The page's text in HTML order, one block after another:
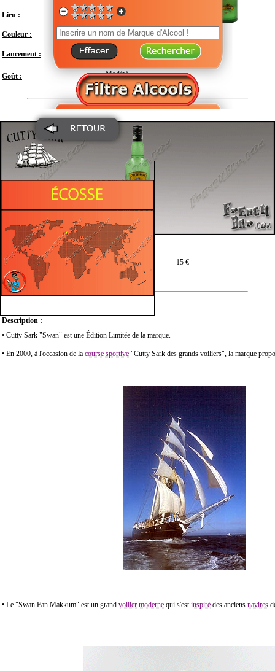
Lieu : Royaume-Uni - Écosse
Couleur :
Lancement : 2000
Goût : Modéré
Prix moyen en 70 cl : 15 €
Description :
• Cutty Sark "Swan" est une Édition Limitée de la marque.
• En 2000, à l'occasion de la course sportive "Cutty Sark des grands voiliers", la marque
• Le "Swan Fan Makkum" est un grand voilier moderne qui s'estinspiré des anciens navires